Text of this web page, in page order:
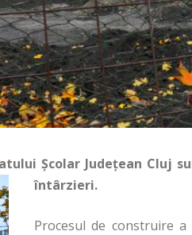
Școlar Județean Cluj
întârzieri.
Procesul de construire